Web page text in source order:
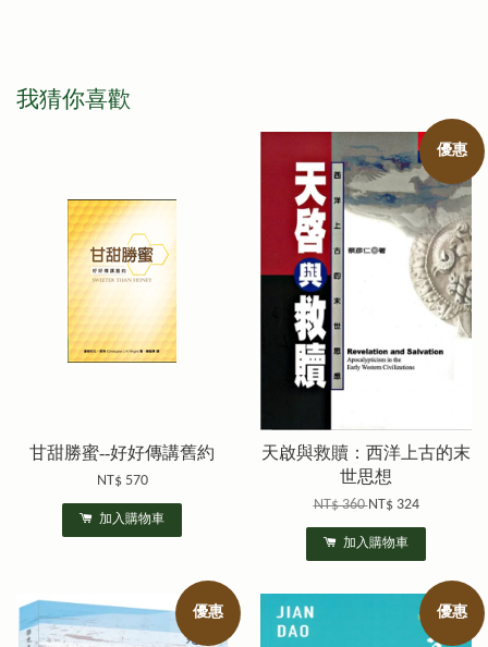
我猜你喜歡
甘甜勝蜜--好好傳講舊約
NT$ 570
加入購物車
優惠
天啟與救贖：西洋上古的末
世思想
NT$ 360NT$ 324
加入購物車
優惠 優惠